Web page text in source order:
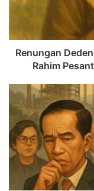
Renungan
Rahim